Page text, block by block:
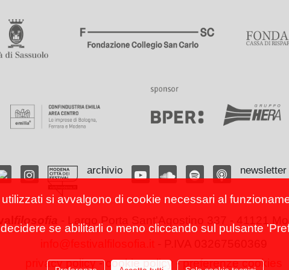
archivio newsletter
privacy policy- cookie policy -preferenze cookies
si avvalgono di cookie necessari al
se abilitarli o meno cliccando sul pulsante